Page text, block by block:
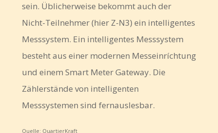
sein. Üblicherweise bekommt auch der
Nicht-Teilnehmer (hier Z-N3) ein intelligentes
Messsystem. Ein intelligentes Messsystem
besteht aus einer modernen Messeinríchtung
und einem Smart Meter Gateway. Die
Zählerstände von intelligenten
Messsystemen sind fernauslesbar.
Quelle: QuartierKraft